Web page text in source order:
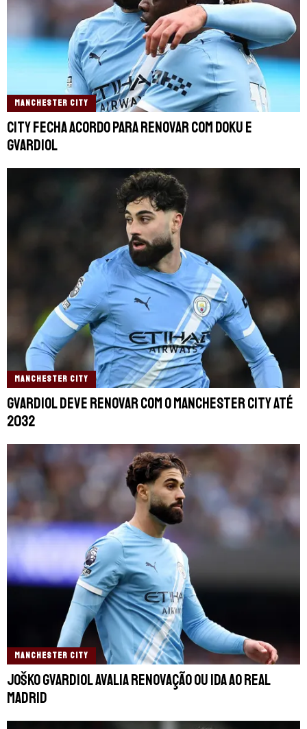
MANCHESTER CITY
City fecha acordo para renovar com Doku e
Gvardiol
MANCHESTER CITY
Gvardiol deve renovar com o Manchester City até
2032
MANCHESTER CITY
Joško Gvardiol avalia renovação ou ida ao Real
Madrid